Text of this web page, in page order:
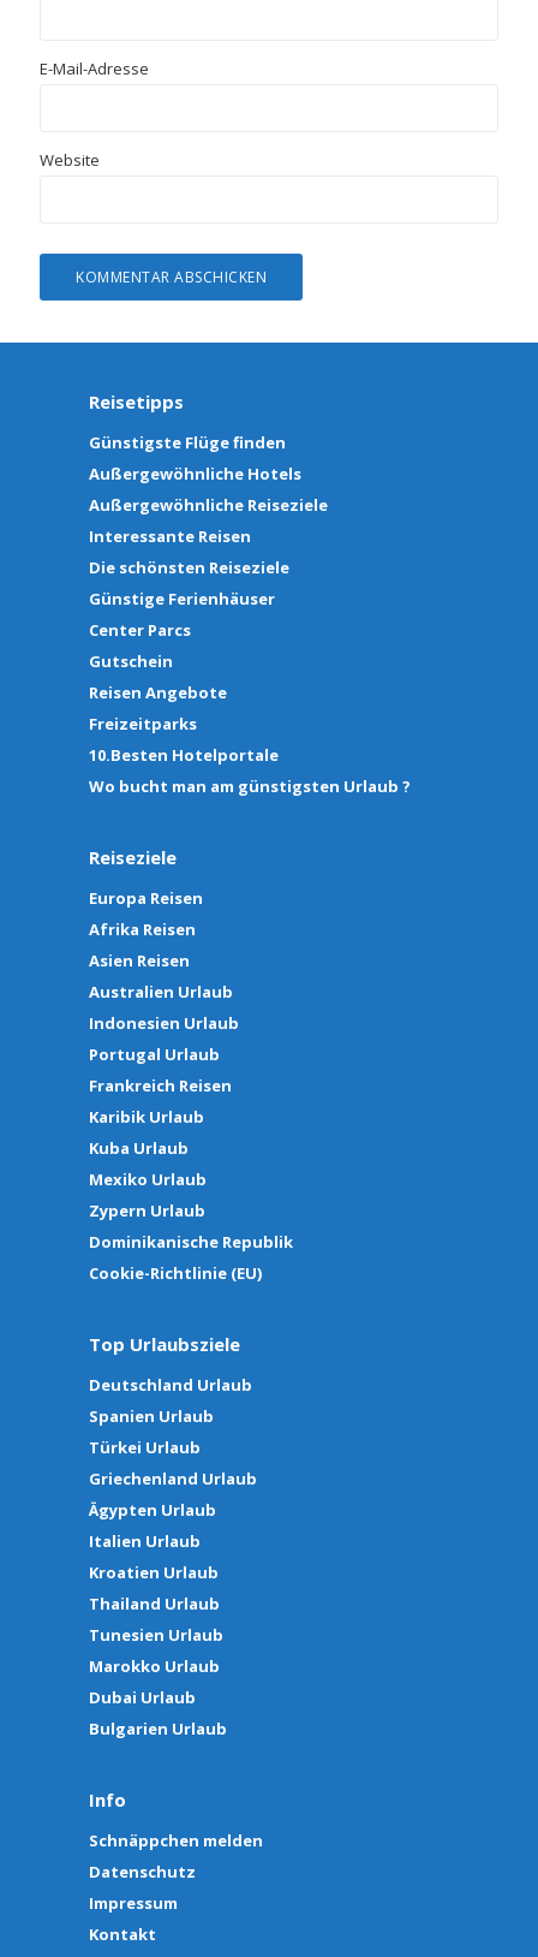
E-Mail-Adresse
Website
Reisetipps
Günstigste Flüge finden
Außergewöhnliche Hotels
Außergewöhnliche Reiseziele
Interessante Reisen
Die schönsten Reiseziele
Günstige Ferienhäuser
Center Parcs
Gutschein
Reisen Angebote
Freizeitparks
10.Besten Hotelportale
Wo bucht man am günstigsten Urlaub ?
Reiseziele
Europa Reisen
Afrika Reisen
Asien Reisen
Australien Urlaub
Indonesien Urlaub
Portugal Urlaub
Frankreich Reisen
Karibik Urlaub
Kuba Urlaub
Mexiko Urlaub
Zypern Urlaub
Dominikanische Republik
Cookie-Richtlinie (EU)
Top Urlaubsziele
Deutschland Urlaub
Spanien Urlaub
Türkei Urlaub
Griechenland Urlaub
Ägypten Urlaub
Italien Urlaub
Kroatien Urlaub
Thailand Urlaub
Tunesien Urlaub
Marokko Urlaub
Dubai Urlaub
Bulgarien Urlaub
Info
Schnäppchen melden
Datenschutz
Impressum
Kontakt